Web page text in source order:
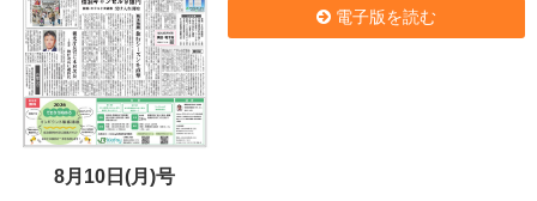
8月10日(月)号
電子版を読む